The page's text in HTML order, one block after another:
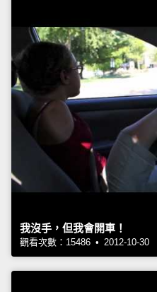
我沒手，但我會開車！
觀看次數：15486 • 2012-10-30